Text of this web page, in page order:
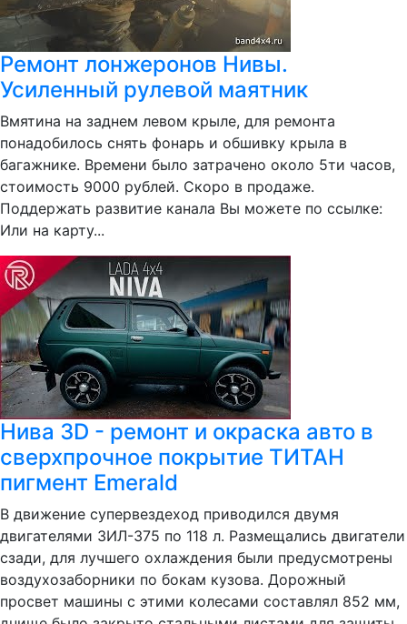
Ремонт лонжеронов Нивы.
Усиленный рулевой маятник
Вмятина на заднем левом крыле, для ремонта
понадобилось снять фонарь и обшивку крыла в
багажнике. Времени было затрачено около 5ти часов,
стоимость 9000 рублей. Скоро в продаже.
Поддержать развитие канала Вы можете по ссылке:
Или на карту...
Нива 3D - ремонт и окраска авто в
сверхпрочное покрытие ТИТАН
пигмент Emerald
В движение супервездеход приводился двумя
двигателями ЗИЛ-375 по 118 л. Размещались двигатели
сзади, для лучшего охлаждения были предусмотрены
воздухозаборники по бокам кузова. Дорожный
просвет машины с этими колесами составлял 852 мм,